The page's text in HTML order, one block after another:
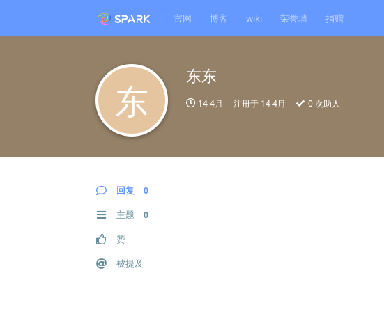
官网 博客 wiki 荣誉墙 捐赠
东
东东
14 4月 注册于 14 4月 0 次助人
回复 0
主题 0
赞
被提及